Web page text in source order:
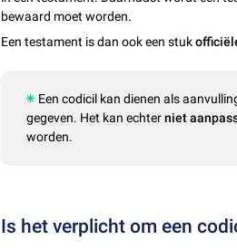
bewaard moet worden.
Een testament is dan ook een stuk
Een codicil kan dienen als
gegeven. Het kan echterniet
worden.
Is het verplicht om een